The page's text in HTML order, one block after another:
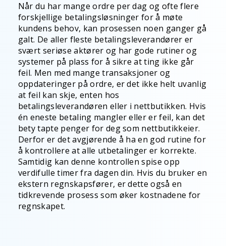
Når du har mange ordre per dag og ofte flere
forskjellige betalingsløsninger for å møte
kundens behov, kan prosessen noen ganger gå
galt. De aller fleste betalingsleverandører er
svært seriøse aktører og har gode rutiner og
systemer på plass for å sikre at ting ikke går
feil. Men med mange transaksjoner og
oppdateringer på ordre, er det ikke helt uvanlig
at feil kan skje, enten hos
betalingsleverandøren eller i nettbutikken. Hvis
én eneste betaling mangler eller er feil, kan det
bety tapte penger for deg som nettbutikkeier.
Derfor er det avgjørende å ha en god rutine for
å kontrollere at alle utbetalinger er korrekte.
Samtidig kan denne kontrollen spise opp
verdifulle timer fra dagen din. Hvis du bruker en
ekstern regnskapsfører, er dette også en
tidkrevende prosess som øker kostnadene for
regnskapet.